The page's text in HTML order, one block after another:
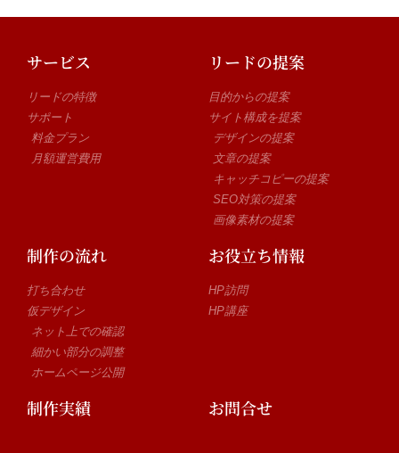
サービス
リードの特徴
サポート
料金プラン
月額運営費用
リードの提案
目的からの提案
サイト構成を提案
デザインの提案
文章の提案
キャッチコピーの提案
SEO対策の提案
画像素材の提案
制作の流れ
打ち合わせ
仮デザイン
ネット上での確認
細かい部分の調整
ホームページ公開
お役立ち情報
HP訪問
HP講座
制作実績 お問合せ